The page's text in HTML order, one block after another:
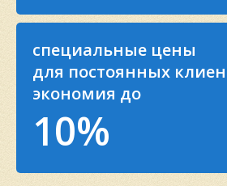
специальные цены
для постоянных
экономия до
10%